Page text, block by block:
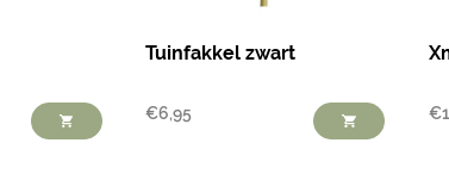
Tuinfakkel zwart
€6,95 €